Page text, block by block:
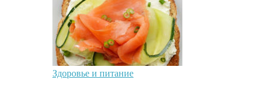
Здоровье и питание